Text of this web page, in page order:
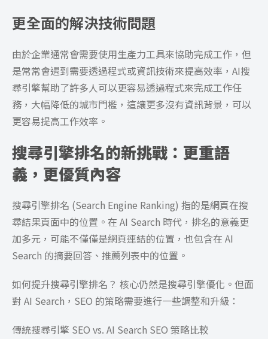
更全面的解決技術問題
由於企業通常會需要使用生產力工具來協助完成工作，但
是常常會遇到需要透過程式或資訊技術來提高效率，AI搜
尋引擎幫助了許多人可以更容易透過程式來完成工作任
務，大幅降低的城市門檻，這讓更多沒有資訊背景，可以
更容易提高工作效率。
搜尋引擎排名的新挑戰：更重語
義，更優質內容
搜尋引擎排名 (Search Engine Ranking) 指的是網頁在搜
尋結果頁面中的位置。在 AI Search 時代，排名的意義更
加多元，可能不僅僅是網頁連結的位置，也包含在 AI
Search 的摘要回答、推薦列表中的位置。
如何提升搜尋引擎排名？ 核心仍然是搜尋引擎優化。但面
對 AI Search，SEO 的策略需要進行一些調整和升級：
傳統搜尋引擎 SEO vs. AI Search SEO 策略比較